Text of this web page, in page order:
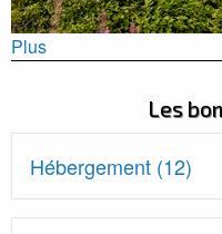
Plus
Les
Hébergement (12)